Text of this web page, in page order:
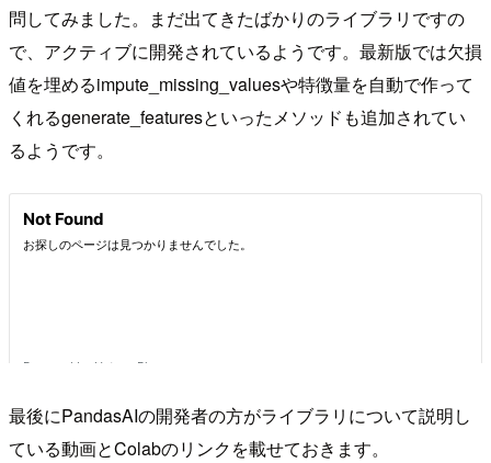
問してみました。まだ出てきたばかりのライブラリですの
で、アクティブに開発されているようです。最新版では欠損
値を埋めるimpute_missing_valuesや特徴量を自動で作って
くれるgenerate_featuresといったメソッドも追加されてい
るようです。
最後にPandasAIの開発者の方がライブラリについて説明し
ている動画とColabのリンクを載せておきます。